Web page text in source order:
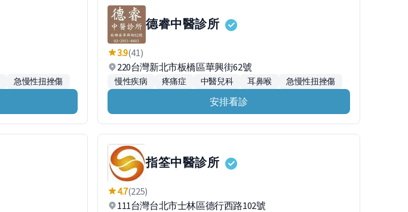
急慢性扭挫傷
德睿中醫診所
3.9(41)
220台灣新北市板橋區華興街62號
慢性疾病 疼痛症 中醫兒科 耳鼻喉 急慢性扭挫傷
安排看診
指筌中醫診所
4.7(225)
111台灣台北市士林區德行西路102號